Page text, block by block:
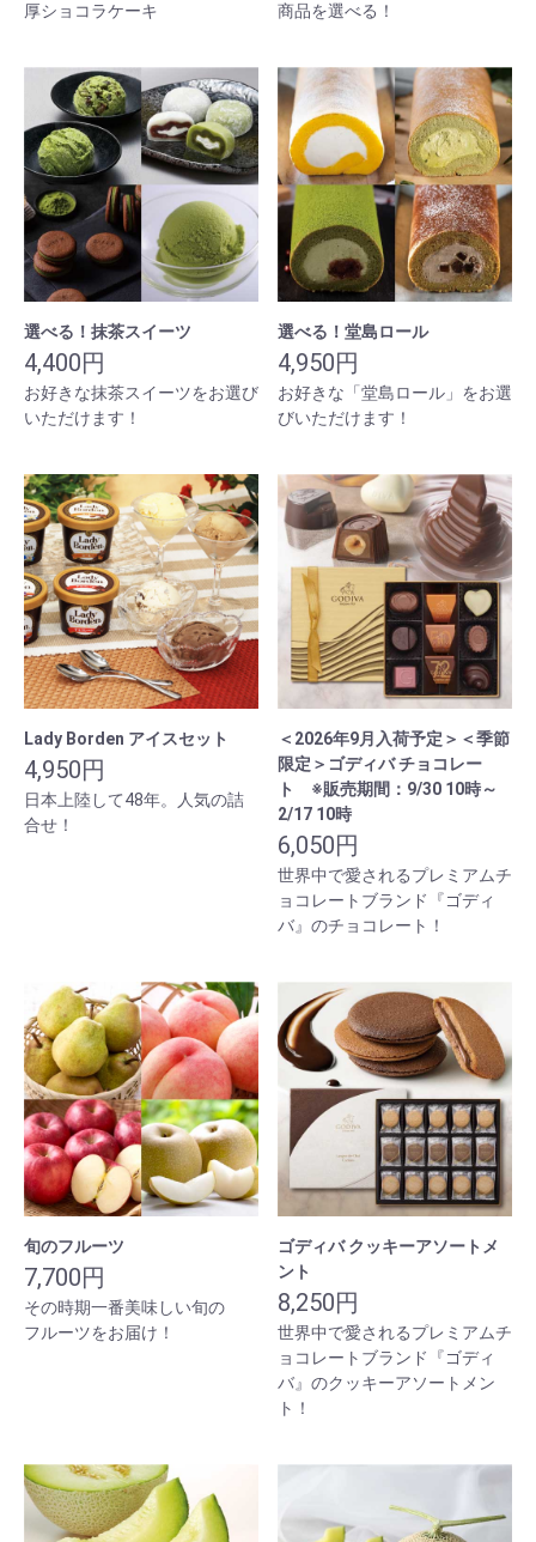
厚ショコラケーキ
商品を選べる！
選べる！抹茶スイーツ
4,400円
お好きな抹茶スイーツをお選び
いただけます！
選べる！堂島ロール
4,950円
お好きな「堂島ロール」をお選
びいただけます！
Lady Borden アイスセット
4,950円
日本上陸して48年。人気の詰
合せ！
＜2026年9月入荷予定＞＜季節
限定＞ゴディバ チョコレー
ト ※販売期間：9/30 10時～
2/17 10時
6,050円
世界中で愛されるプレミアムチ
ョコレートブランド『ゴディ
バ』のチョコレート！
旬のフルーツ
7,700円
その時期一番美味しい旬の
フルーツをお届け！
ゴディバ クッキーアソートメ
ント
8,250円
世界中で愛されるプレミアムチ
ョコレートブランド『ゴディ
バ』のクッキーアソートメン
ト！